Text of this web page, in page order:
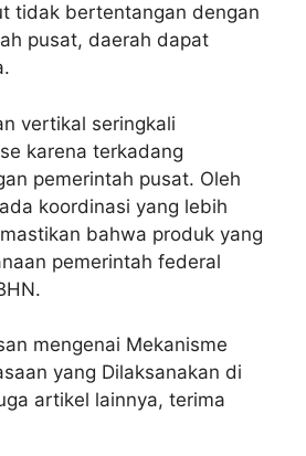
tidak bertentangan dengan
pusat, daerah dapat
vertikal seringkali
karena terkadang
pemerintah pusat. Oleh
koordinasi yang lebih
bahwa produk yang
pemerintah federal
mengenai Mekanisme
yang Dilaksanakan di
artikel lainnya, terima